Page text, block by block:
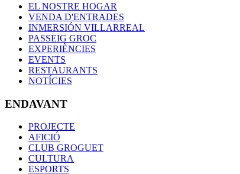
EL NOSTRE HOGAR
VENDA D'ENTRADES
INMERSIÓN VILLARREAL
PASSEIG GROC
EXPERIÈNCIES
EVENTS
RESTAURANTS
NOTÍCIES
ENDAVANT
PROJECTE
AFICIÓ
CLUB GROGUET
CULTURA
ESPORTS